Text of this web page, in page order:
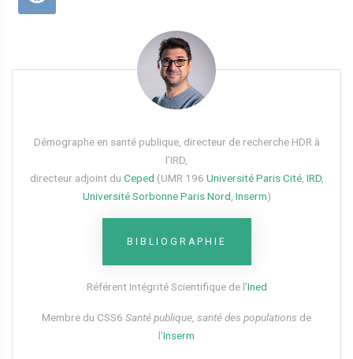
Démographe en santé publique, directeur de recherche HDR à
l’IRD,
directeur adjoint du Ceped (UMR 196 Université Paris Cité, IRD,
Université Sorbonne Paris Nord Inserm)
BIBLIOGRAPHIE
Référent Intégrité Scientifique de l’Ined
Membre du CSS6​ Santé publique, santé des populations de
l’Inserm